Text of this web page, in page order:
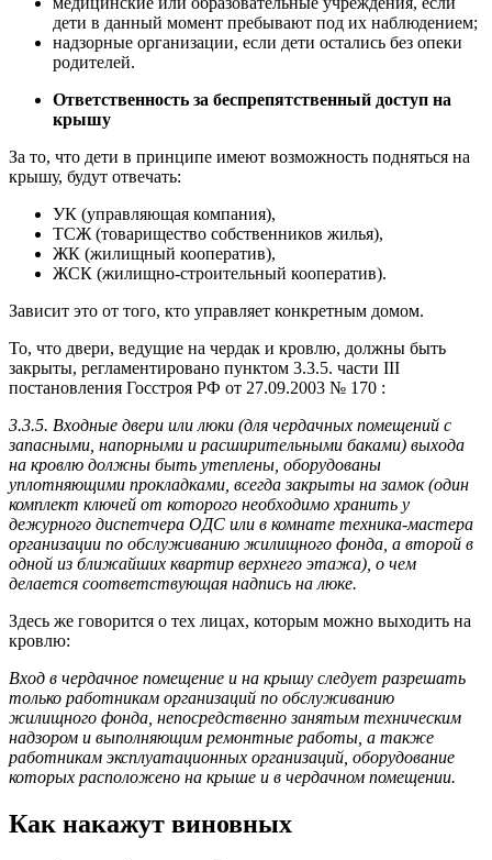
дети в данный момент пребывают под их наблюдением;
надзорные организации, если дети остались без опеки
родителей.
Ответственность за беспрепятственный доступ на
крышу
За то, что дети в принципе имеют возможность подняться на
крышу, будут отвечать:
УК (управляющая компания),
ТСЖ (товарищество собственников жилья),
ЖК (жилищный кооператив),
ЖСК (жилищно-строительный кооператив).
Зависит это от того, кто управляет конкретным домом.
То, что двери, ведущие на чердак и кровлю, должны быть
закрыты, регламентировано пунктом 3.3.5. части III
постановления Госстроя РФ от 27.09.2003 № 170 :
3.3.5. Входные двери или люки (для чердачных помещений с
запасными, напорными и расширительными баками) выхода
на кровлю должны быть утеплены, оборудованы
уплотняющими прокладками, всегда закрыты на замок (один
комплект ключей от которого необходимо хранить у
дежурного диспетчера ОДС или в комнате техника-мастера
организации по обслуживанию жилищного фонда, а второй в
одной из ближайших квартир верхнего этажа), о чем
делается соответствующая надпись на люке.
Здесь же говорится о тех лицах, которым можно выходить на
кровлю:
Вход в чердачное помещение и на крышу следует разрешать
только работникам организаций по обслуживанию
жилищного фонда, непосредственно занятым техническим
надзором и выполняющим ремонтные работы, а также
работникам эксплуатационных организаций, оборудование
которых расположено на крыше и в чердачном помещении.
Как накажут виновных